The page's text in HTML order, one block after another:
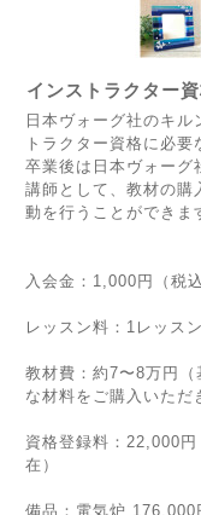
インストラクター
日本ヴォーグ社のキル
トラクター資格に必要
卒業後は日本ヴォーグ
講師として、教材の購
動を行うことができま
入会金：1,000円（税込
レッスン料：1レッス
教材費：約7〜8万円
な材料をご購入いただ
資格登録料：22,000
在）
備品：電気炉 176,000